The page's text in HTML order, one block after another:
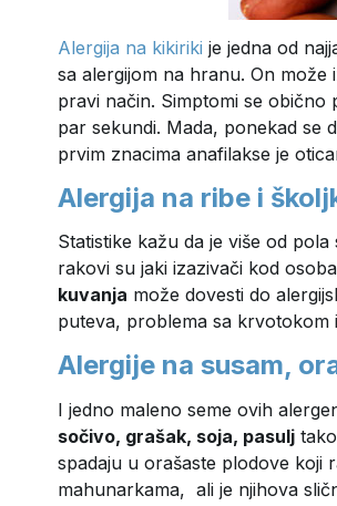
Alergija na kikiriki je jedna od
sa alergijom na hranu. On
pravi način. Simptomi se obično
par sekundi. Mada, ponekad se
prvim znacima anafilakse je
Alergija na ribe i
Statistike kažu da je više od
rakovi su jaki izazivači kod
kuvanja može dovesti do
puteva, problema sa krvotokom
Alergije na susam,
I jedno maleno seme ovih
sočivo, grašak, soja, pasulj
spadaju u orašaste plodove koji
mahunarkama, ali je njihova